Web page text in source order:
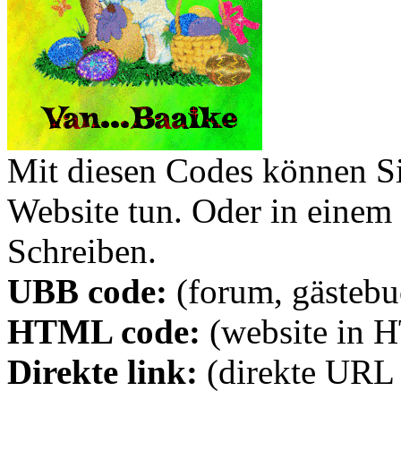
Mit diesen Codes können
Website tun. Oder in
Schreiben.
UBB code: (forum,
HTML code: (website in
Direkte link: (direkte